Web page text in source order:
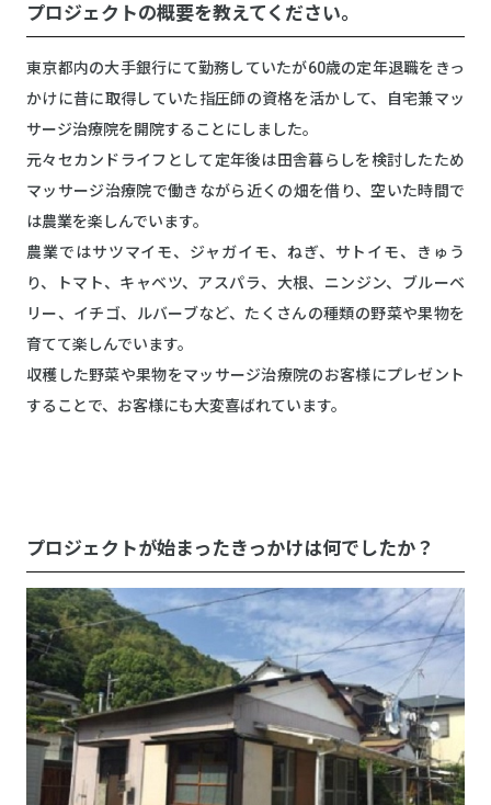
プロジェクトの概要を教えてください。
東京都内の大手銀行にて勤務していたが60歳の定年退職をきっ
かけに昔に取得していた指圧師の資格を活かして、自宅兼マッ
サージ治療院を開院することにしました。
元々セカンドライフとして定年後は田舎暮らしを検討したため
マッサージ治療院で働きながら近くの畑を借り、空いた時間で
は農業を楽しんでいます。
農業ではサツマイモ、ジャガイモ、ねぎ、サトイモ、きゅう
り、トマト、キャベツ、アスパラ、大根、ニンジン、ブルーベ
リー、イチゴ、ルバーブなど、たくさんの種類の野菜や果物を
育てて楽しんでいます。
収穫した野菜や果物をマッサージ治療院のお客様にプレゼント
することで、お客様にも大変喜ばれています。
プロジェクトが始まったきっかけは何でしたか？